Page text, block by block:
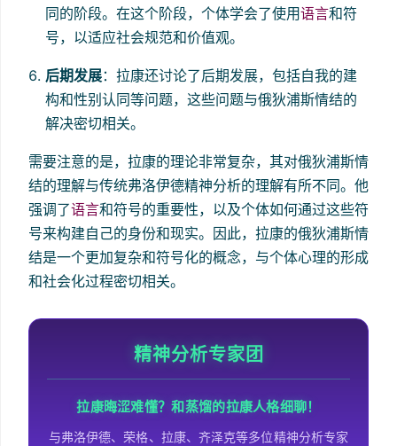
同的阶段。在这个阶段，个体学会了使用语言和符
号，以适应社会规范和价值观。
后期发展：拉康还讨论了后期发展，包括自我的建
构和性别认同等问题，这些问题与俄狄浦斯情结的
解决密切相关。
需要注意的是，拉康的理论非常复杂，其对俄狄浦斯情
结的理解与传统弗洛伊德精神分析的理解有所不同。他
强调了语言和符号的重要性，以及个体如何通过这些符
号来构建自己的身份和现实。因此，拉康的俄狄浦斯情
结是一个更加复杂和符号化的概念，与个体心理的形成
和社会化过程密切相关。
精神分析专家团
拉康晦涩难懂？和蒸馏的拉康人格细聊！
与弗洛伊德、荣格、拉康、齐泽克等多位精神分析专家